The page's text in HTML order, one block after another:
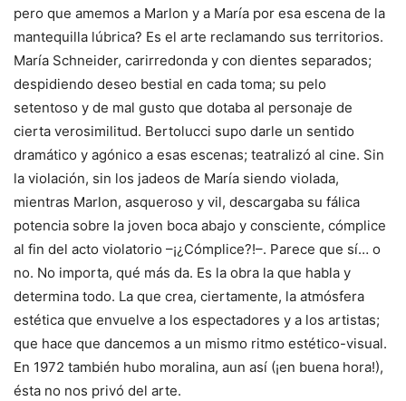
pero que amemos a Marlon y a María por esa escena de la
mantequilla lúbrica? Es el arte reclamando sus territorios.
María Schneider, carirredonda y con dientes separados;
despidiendo deseo bestial en cada toma; su pelo
setentoso y de mal gusto que dotaba al personaje de
cierta verosimilitud. Bertolucci supo darle un sentido
dramático y agónico a esas escenas; teatralizó al cine. Sin
la violación, sin los jadeos de María siendo violada,
mientras Marlon, asqueroso y vil, descargaba su fálica
potencia sobre la joven boca abajo y consciente, cómplice
al fin del acto violatorio –¡¿Cómplice?!–. Parece que sí… o
no. No importa, qué más da. Es la obra la que habla y
determina todo. La que crea, ciertamente, la atmósfera
estética que envuelve a los espectadores y a los artistas;
que hace que dancemos a un mismo ritmo estético-visual.
En 1972 también hubo moralina, aun así (¡en buena hora!),
ésta no nos privó del arte.